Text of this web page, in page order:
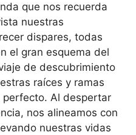
que nos recuerda
nuestras
dispares, todas
el gran esquema del
de descubrimiento
raíces y ramas
perfecto. Al despertar
nos alineamos con
nuestras vidas